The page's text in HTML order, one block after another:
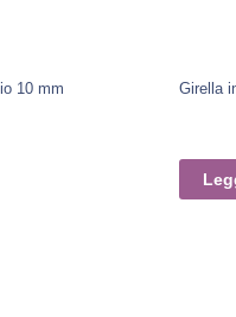
10 mm Girella